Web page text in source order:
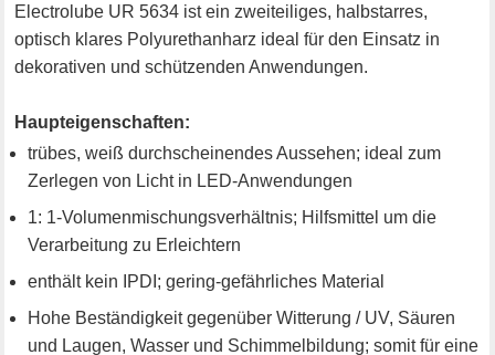
Electrolube UR 5634 ist ein zweiteiliges, halbstarres,
optisch klares Polyurethanharz ideal für den Einsatz in
dekorativen und schützenden Anwendungen.
Haupteigenschaften:
trübes, weiß durchscheinendes Aussehen; ideal zum
Zerlegen von Licht in LED-Anwendungen
1: 1-Volumenmischungsverhältnis; Hilfsmittel um die
Verarbeitung zu Erleichtern
enthält kein IPDI; gering-gefährliches Material
Hohe Beständigkeit gegenüber Witterung / UV, Säuren
und Laugen, Wasser und Schimmelbildung; somit für eine